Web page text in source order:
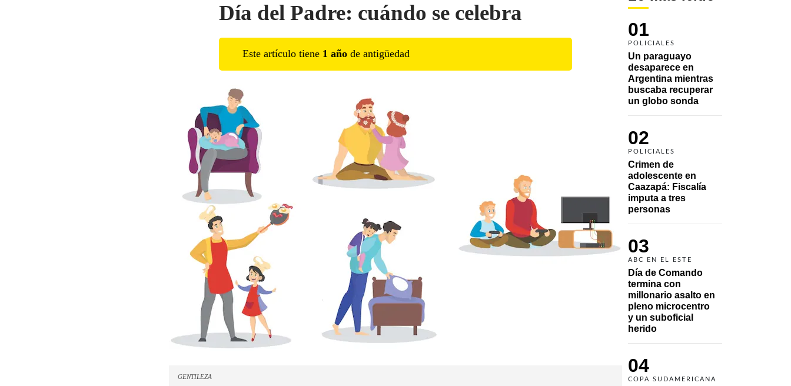
01
POLICIALES
Un paraguayo
desaparece en
Argentina mientras
buscaba recuperar
un globo sonda
02
POLICIALES
Crimen de
adolescente en
Caazapá: Fiscalía
imputa a tres
personas
03
ABC EN EL ESTE
Día de Comando
termina con
millonario asalto en
pleno microcentro
y un suboficial
herido
04
COPA SUDAMERICANA
Día del Padre: cuándo se celebra
Este artículo tiene 1 año de antigüedad
GENTILEZA